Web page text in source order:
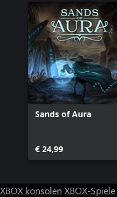
Sands of Aura
€ 24,99
XBOX konsolen XBOX-Spiele